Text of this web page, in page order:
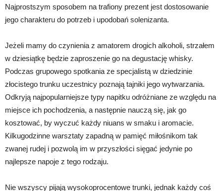
Najprostszym sposobem na trafiony prezent jest dostosowanie
jego charakteru do potrzeb i upodobań solenizanta.
Jeżeli mamy do czynienia z amatorem drogich alkoholi, strzałem
w dziesiątkę będzie zaproszenie go na degustację whisky.
Podczas grupowego spotkania ze specjalistą w dziedzinie
złocistego trunku uczestnicy poznają tajniki jego wytwarzania.
Odkryją najpopularniejsze typy napitku odróżniane ze względu na
miejsce ich pochodzenia, a następnie nauczą się, jak go
kosztować, by wyczuć każdy niuans w smaku i aromacie.
Kilkugodzinne warsztaty zapadną w pamięć miłośnikom tak
zwanej rudej i pozwolą im w przyszłości sięgać jedynie po
najlepsze napoje z tego rodzaju.
Nie wszyscy pijają wysokoprocentowe trunki, jednak każdy coś